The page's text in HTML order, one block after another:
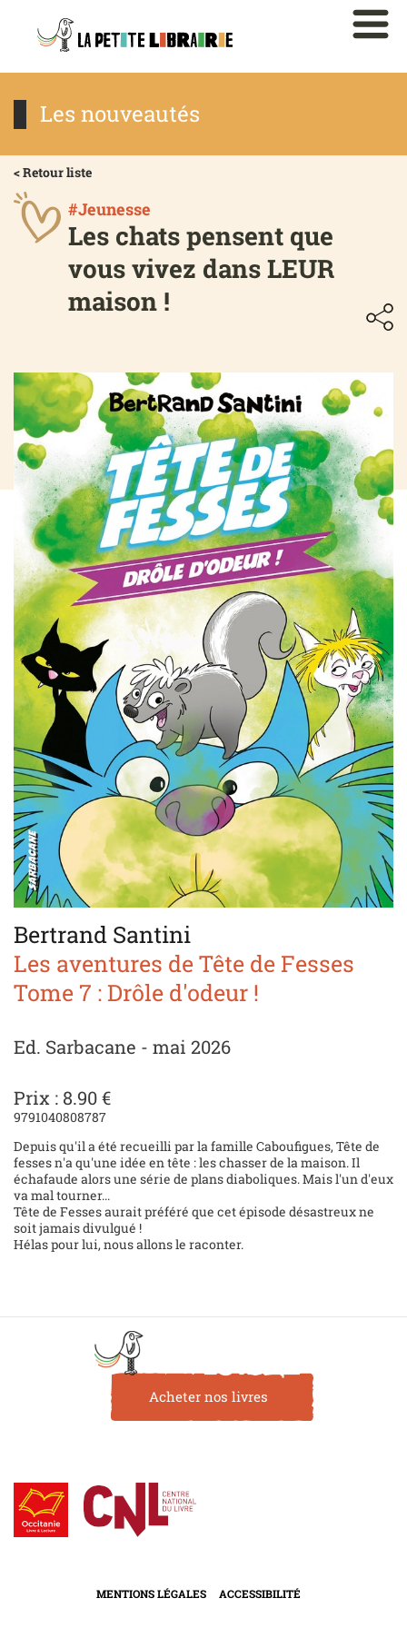
Les nouveautés
< Retour liste
#Jeunesse
Les chats pensent que
vous vivez dans LEUR
maison !
Bertrand Santini
Les aventures de Tête de Fesses
Tome 7 : Drôle d'odeur !
Ed. Sarbacane - mai 2026
Prix : 8.90 €
9791040808787
Depuis qu'il a été recueilli par la famille Caboufigues, Tête de
fesses n'a qu'une idée en tête : les chasser de la maison. Il
échafaude alors une série de plans diaboliques. Mais l'un d'eux
va mal tourner...
Tête de Fesses aurait préféré que cet épisode désastreux ne
soit jamais divulgué !
Hélas pour lui, nous allons le raconter.
Acheter nos livres
MENTIONS LÉGALES ACCESSIBILITÉ